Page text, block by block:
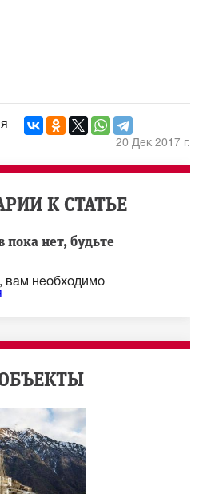
20 Дек 2017 г.
К СТАТЬЕ
нет, будьте
вам необходимо